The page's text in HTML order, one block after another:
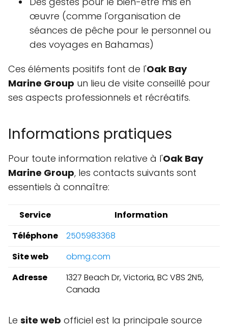
œuvre (comme l'organisation de
séances de pêche pour le personnel ou
des voyages en Bahamas)
Ces éléments positifs font de l'Oak Bay
Marine Group un lieu de visite conseillé pour
ses aspects professionnels et récréatifs.
Informations pratiques
Pour toute information relative à l'Oak Bay
Marine Group, les contacts suivants sont
essentiels à connaître:
Service
Information
Téléphone
2505983368
Site web
obmg.com
Adresse
1327 Beach Dr, Victoria, BC V8S 2N5,
Canada
Le site web officiel est la principale source